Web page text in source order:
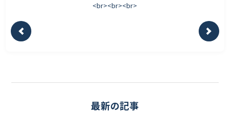
<br><br><br>
最新の記事